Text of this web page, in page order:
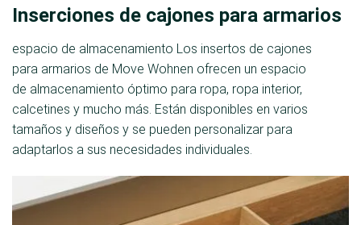
Inserciones de cajones para armarios
espacio de almacenamiento Los insertos de cajones
para armarios de Move Wohnen ofrecen un espacio
de almacenamiento óptimo para ropa, ropa interior,
calcetines y mucho más. Están disponibles en varios
tamaños y diseños y se pueden personalizar para
adaptarlos a sus necesidades individuales.